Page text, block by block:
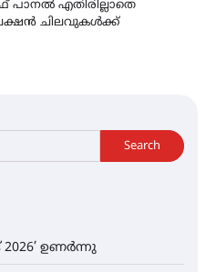
പാനൽ എതിരില്ലാതെ
ചിലവുകൾക്ക്
Search
2026’ ഉണർന്നു